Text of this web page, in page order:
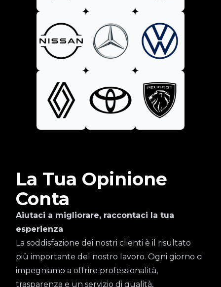
La Tua Opinione
Conta
Aiutaci a migliorare, raccontaci la tua
esperienza
La soddisfazione dei nostri clienti è il risultato
più importante del nostro lavoro. Ogni giorno ci
impegniamo a offrire professionalità,
trasparenza e un servizio di qualità,